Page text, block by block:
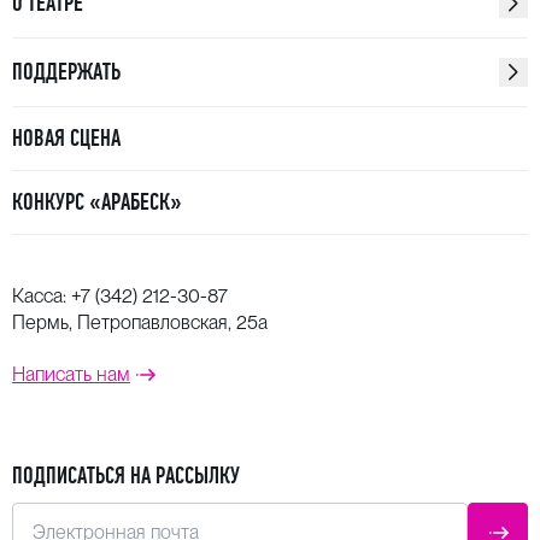
ПОДДЕРЖАТЬ
НОВАЯ СЦЕНА
КОНКУРС «АРАБЕСК»
Касса: +7 (342) 212-30-87
Пермь, Петропавловская, 25а
Написать нам
ПОДПИСАТЬСЯ НА РАССЫЛКУ